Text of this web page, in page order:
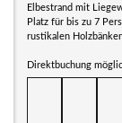
Elbestrand mit
Platz für bis zu 7
rustikalen
Direktbuchung